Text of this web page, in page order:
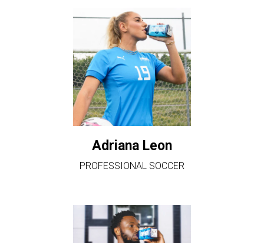
Adriana Leon
PROFESSIONAL SOCCER